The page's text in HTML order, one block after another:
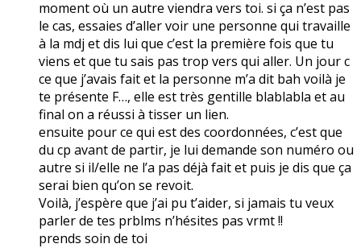
moment où un autre viendra vers toi. si ça n’est pas
le cas, essaies d’aller voir une personne qui travaille
à la mdj et dis lui que c’est la première fois que tu
viens et que tu sais pas trop vers qui aller. Un jour c
ce que j’avais fait et la personne m’a dit bah voilà je
te présente F…, elle est très gentille blablabla et au
final on a réussi à tisser un lien.
ensuite pour ce qui est des coordonnées, c’est que
du cp avant de partir, je lui demande son numéro ou
autre si il/elle ne l’a pas déjà fait et puis je dis que ça
serai bien qu’on se revoit.
Voilà, j’espère que j’ai pu t’aider, si jamais tu veux
parler de tes prblms n’hésites pas vrmt !!
prends soin de toi